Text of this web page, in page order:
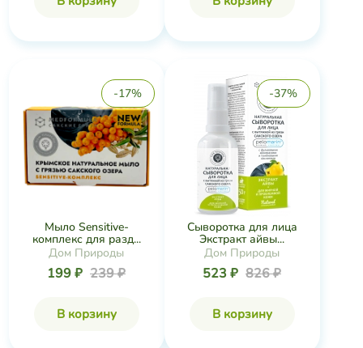
-17%
Мыло Sensitive-
комплекс для разд...
Дом Природы
199 ₽ 239 ₽
В корзину
-37%
Сыворотка для лица
Экстракт айвы...
Дом Природы
523 ₽ 826 ₽
В корзину